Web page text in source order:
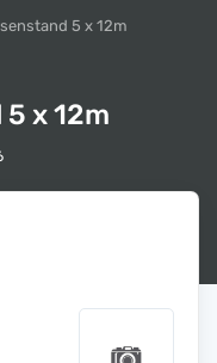
5 x 12m
x 12m